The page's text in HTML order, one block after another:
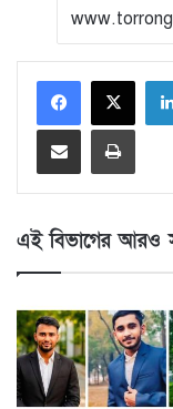
এই বিভাগের আরও